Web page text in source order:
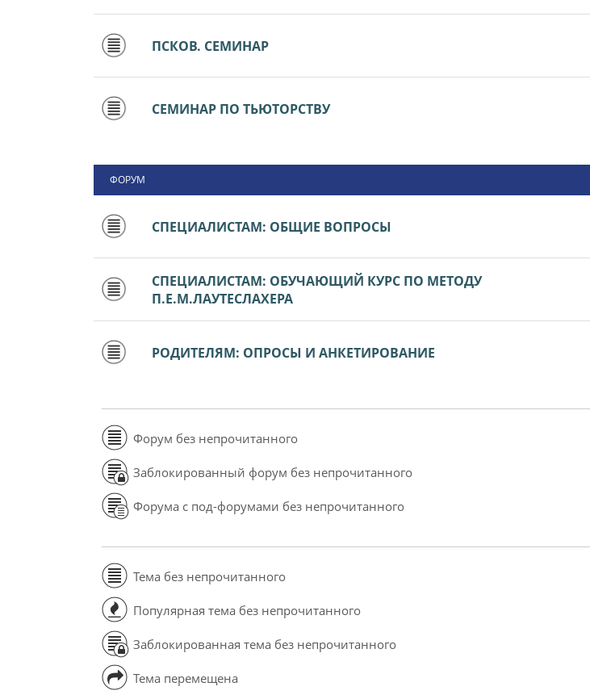
ПСКОВ. СЕМИНАР
СЕМИНАР ПО ТЬЮТОРСТВУ
ФОРУМ
СПЕЦИАЛИСТАМ: ОБЩИЕ ВОПРОСЫ
СПЕЦИАЛИСТАМ: ОБУЧАЮЩИЙ КУРС ПО МЕТОДУ
П.Е.М.ЛАУТЕСЛАХЕРА
РОДИТЕЛЯМ: ОПРОСЫ И АНКЕТИРОВАНИЕ
Форум без непрочитанного
Заблокированный форум без непрочитанного
Форума с под-форумами без непрочитанного
Тема без непрочитанного
Популярная тема без непрочитанного
Заблокированная тема без непрочитанного
Тема перемещена